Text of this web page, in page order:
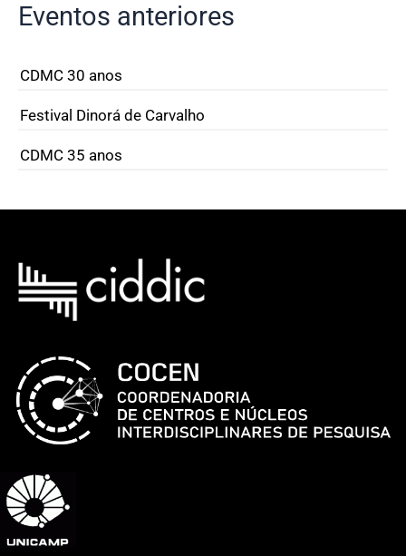
Eventos anteriores
CDMC 30 anos
Festival Dinorá de Carvalho
CDMC 35 anos